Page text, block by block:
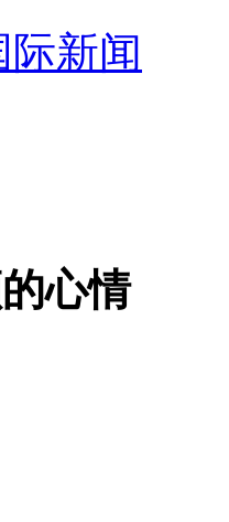
骗局
力深夜将其击毙
际新闻
心情